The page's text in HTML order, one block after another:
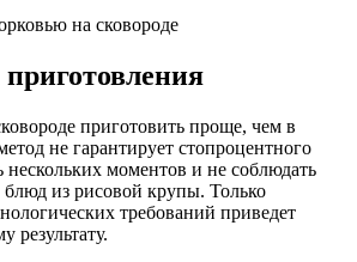
приготовить проще, чем в
не гарантирует стопроцентного
нескольких моментов и не соблюдать
из рисовой крупы. Только
требований приведет
результату.